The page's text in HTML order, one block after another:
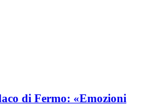
di Fermo: «Emozioni